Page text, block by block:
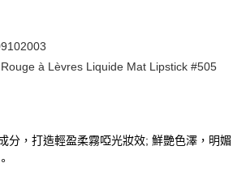
後1-3個工作天送達
à Lèvres Liquide Mat Lipstick #505
分，打造輕盈柔霧啞光妝效; 鮮艷色澤，明媚